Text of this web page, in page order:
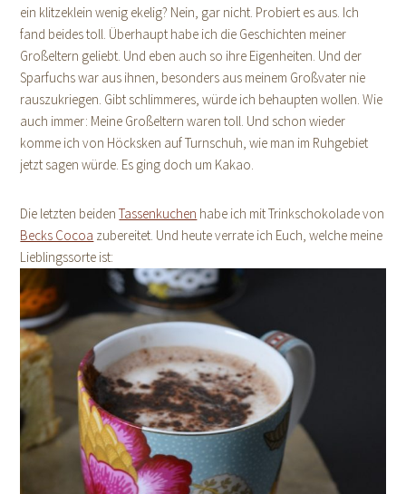
ein klitzeklein wenig ekelig? Nein, gar nicht. Probiert es aus. Ich
fand beides toll. Überhaupt habe ich die Geschichten meiner
Großeltern geliebt. Und eben auch so ihre Eigenheiten. Und der
Sparfuchs war aus ihnen, besonders aus meinem Großvater nie
rauszukriegen. Gibt schlimmeres, würde ich behaupten wollen. Wie
auch immer: Meine Großeltern waren toll. Und schon wieder
komme ich von Höcksken auf Turnschuh, wie man im Ruhgebiet
jetzt sagen würde. Es ging doch um Kakao.
Die letzten beidenTassenkuchen habe ich mit Trinkschokolade von
Becks Cocoa zubereitet. Und heute verrate ich Euch, welche meine
Lieblingssorte ist: